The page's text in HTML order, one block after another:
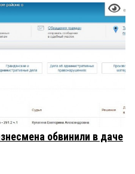
обвинили в даче